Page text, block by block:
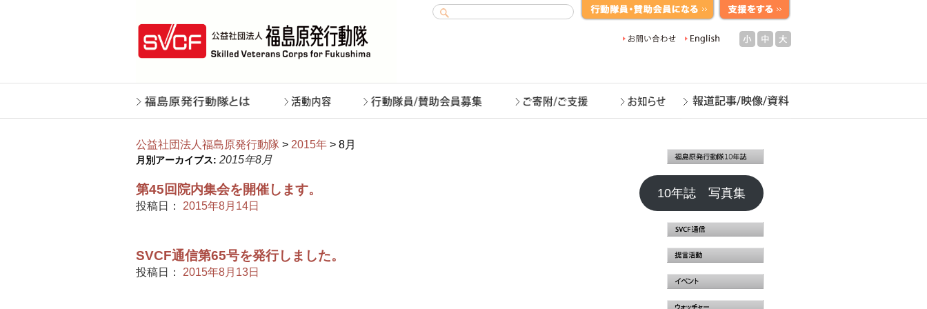
小 中 大
公益社団法人福島原発行動隊 > 2015年 > 8月
月別アーカイブス: 2015年8月
第45回院内集会を開催します。
投稿日： 2015年8月14日
SVCF通信第65号を発行しました。
投稿日： 2015年8月13日
10年誌 写真集